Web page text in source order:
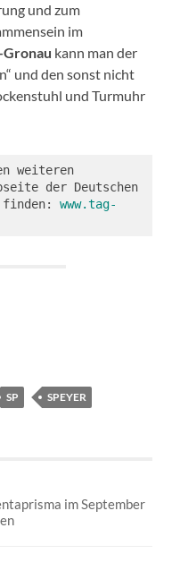
und zum
im
kann man der
und den sonst nicht
und Turmuhr
weiteren
der Deutschen
finden: www.tag-
SP
SPEYER
im September